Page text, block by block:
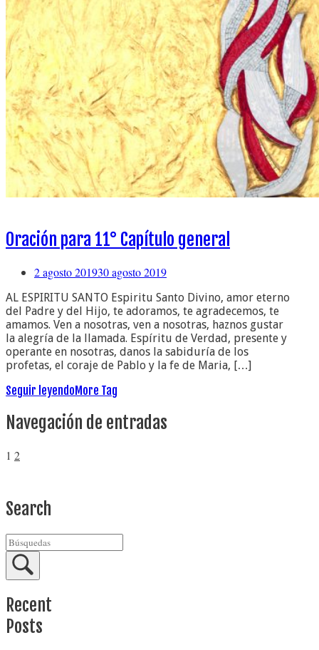
Oración para 11° Capítulo general
2 agosto 201930 agosto 2019
AL ESPIRITU SANTO Espiritu Santo Divino, amor eterno
del Padre y del Hijo, te adoramos, te agradecemos, te
amamos. Ven a nosotras, ven a nosotras, haznos gustar
la alegría de la llamada. Espíritu de Verdad, presente y
operante en nosotras, danos la sabiduría de los
profetas, el coraje de Pablo y la fe de Maria, […]
Seguir leyendo More Tag
Navegación de entradas
1 2
Search
Recent
Posts